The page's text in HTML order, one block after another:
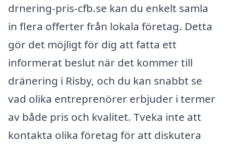
drnering-pris-cfb.se kan du enkelt samla
in flera offerter från lokala företag. Detta
gör det möjligt för dig att fatta ett
informerat beslut när det kommer till
dränering i Risby, och du kan snabbt se
vad olika entreprenörer erbjuder i termer
av både pris och kvalitet. Tveka inte att
kontakta olika företag för att diskutera